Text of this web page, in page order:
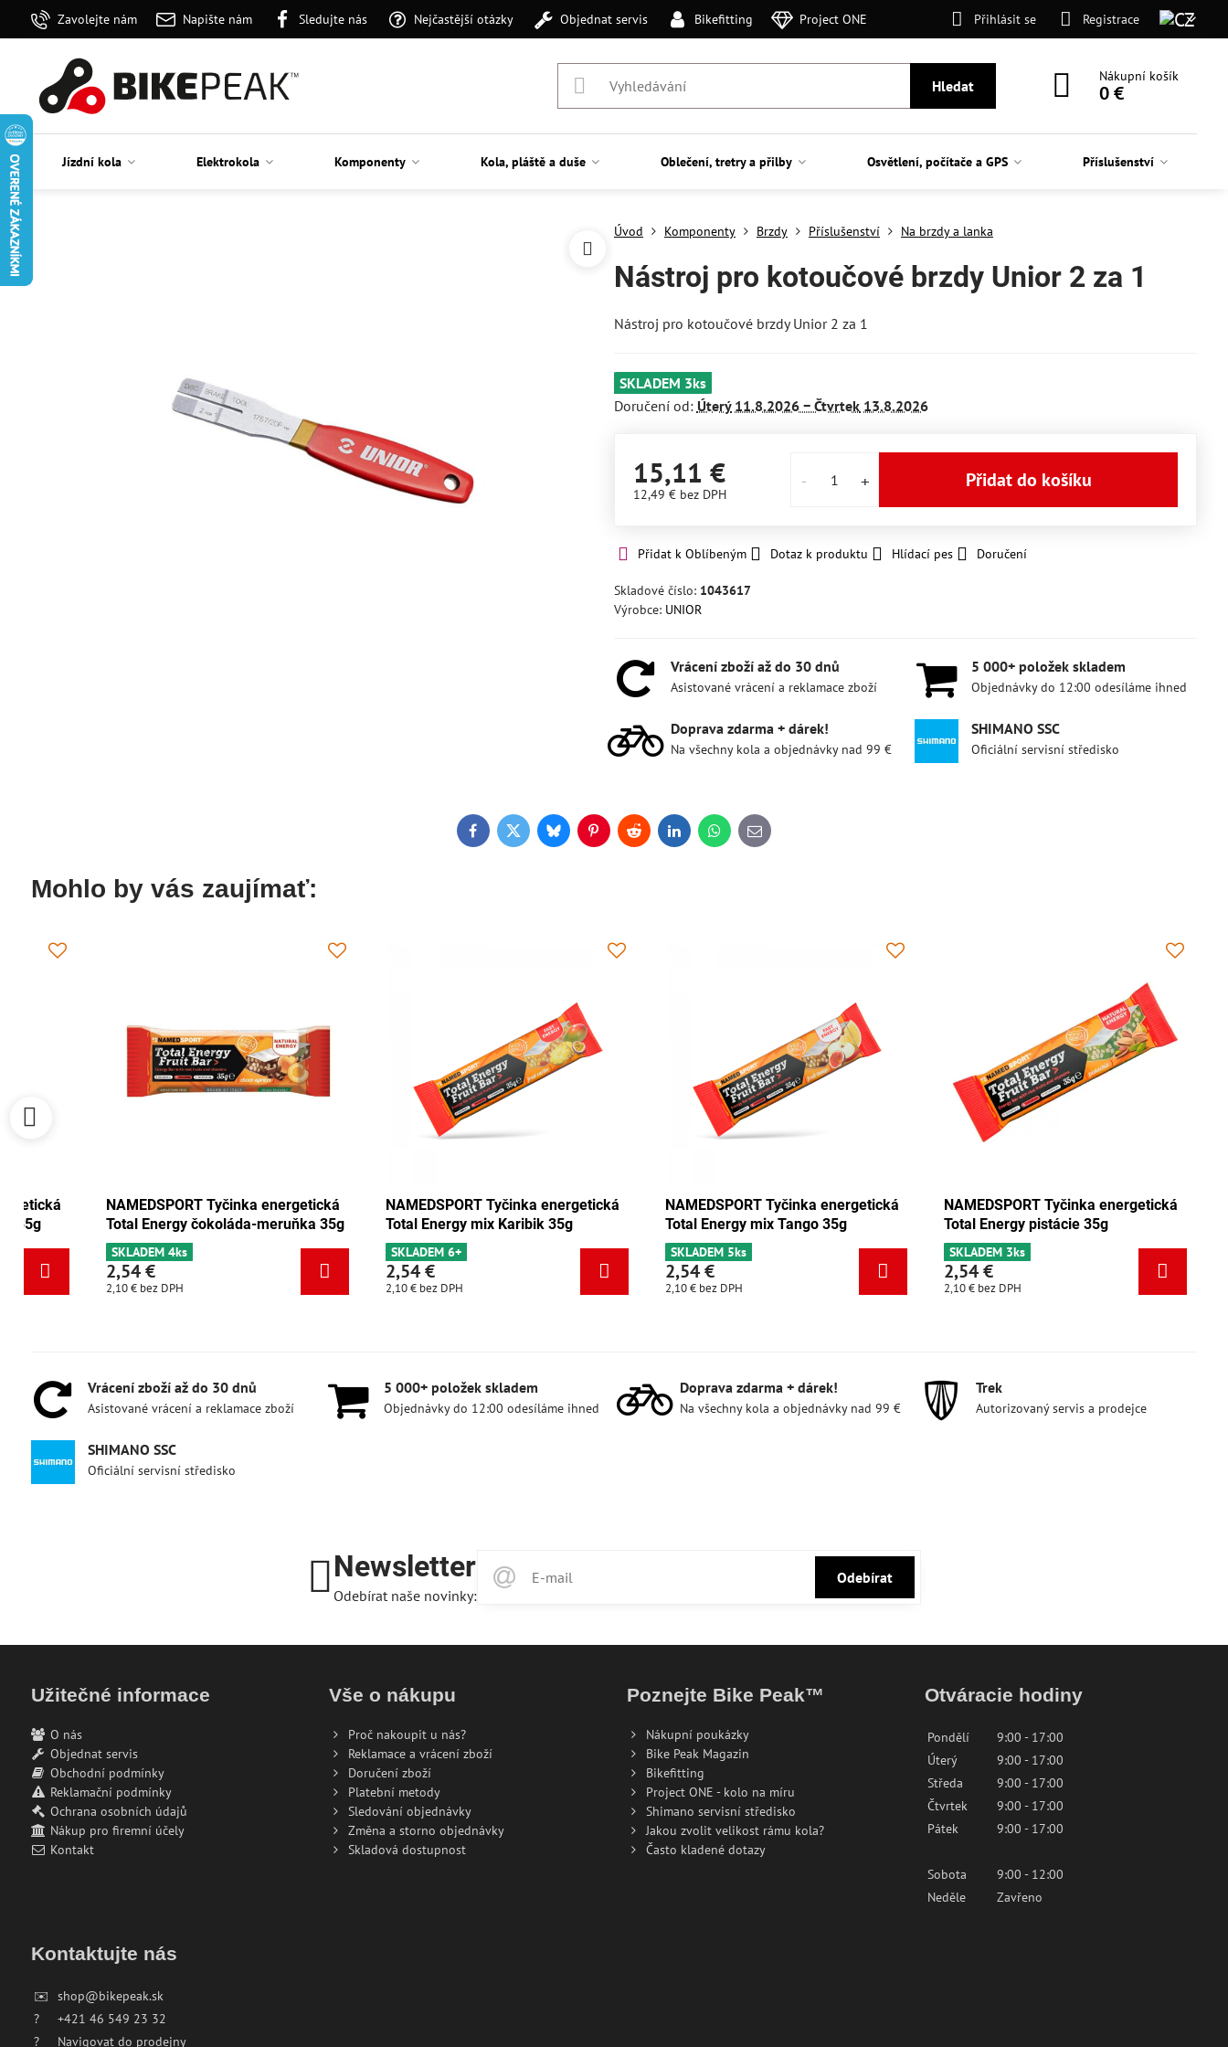
Zavolejte nám Napište nám Sledujte nás Nejčastější otázky Objednat servis Bikefitting Project ONE Přihlásit se Registrace
Hledat
Nákupní košík
0 €
Jízdní kola Elektrokola Komponenty Kola, pláště a duše Oblečení, tretry a přilby Osvětlení, počítače a GPS Příslušenství
Úvod Komponenty Brzdy Příslušenství Na brzdy a lanka
Nástroj pro kotoučové brzdy Unior 2 za 1
Nástroj pro kotoučové brzdy Unior 2 za 1
SKLADEM 3ks
Doručení od: Úterý11.8.2026 − Čtvrtek13.8.2026
15,11 €
12,49 € bez DPH
Přidat do košíku
Přidat k Oblíbeným Dotaz k produktu Hlídací pes Doručení
Skladové číslo: 1043617
Výrobce: UNIOR
Vrácení zboží až do 30 dnů
Asistované vrácení a reklamace zboží
5 000+ položek skladem
Objednávky do 12:00 odesíláme ihned
Doprava zdarma + dárek!
Na všechny kola a objednávky nad 99 €
SHIMANO SSC
Oficiální servisní středisko
FacebookTwitterBlueskyPinterestRedditLinkedInWhatsApp
E-
mail
Mohlo by vás zaujímať:
energetická
35g
NAMEDSPORT Tyčinka energetická
Total Energy čokoláda-meruňka 35g
SKLADEM 4ks
2,54 €
2,10 €bez DPH
NAMEDSPORT Tyčinka energetická
Total Energy mix Karibik 35g
SKLADEM 6+
2,54 €
2,10 €bez DPH
NAMEDSPORT Tyčinka energetická
Total Energy mix Tango 35g
SKLADEM 5ks
2,54 €
2,10 €bez DPH
NAMEDSPORT Tyčinka energetická
Total Energy pistácie 35g
SKLADEM 3ks
2,54 €
2,10 €bez DPH
Vrácení zboží až do 30 dnů
Asistované vrácení a reklamace zboží
5 000+ položek skladem
Objednávky do 12:00 odesíláme ihned
Doprava zdarma + dárek!
Na všechny kola a objednávky nad 99 €
Trek
Autorizovaný servis a prodejce
SHIMANO SSC
Oficiální servisní středisko
Newsletter
Odebírat naše novinky:
Odebírat
Užitečné informace
O nás
Objednat servis
Obchodní podmínky
Reklamační podmínky
Ochrana osobních údajů
Nákup pro firemní účely
Kontakt
Vše o nákupu
Proč nakoupit u nás?
Reklamace a vrácení zboží
Doručení zboží
Platební metody
Sledování objednávky
Změna a storno objednávky
Skladová dostupnost
Poznejte Bike Peak™
Nákupní poukázky
Bike Peak Magazin
Bikefitting
Project ONE - kolo na míru
Shimano servisní středisko
Jakou zvolit velikost rámu kola?
Často kladené dotazy
Otváracie hodiny
Pondělí
9:00 - 17:00
Úterý
9:00 - 17:00
Středa
9:00 - 17:00
Čtvrtek
9:00 - 17:00
Pátek
9:00 - 17:00
Sobota
9:00 - 12:00
Neděle
Zavřeno
Kontaktujte nás
✉️
shop@bikepeak.sk
?
+421 46 549 23 32
?
Navigovat do prodejny